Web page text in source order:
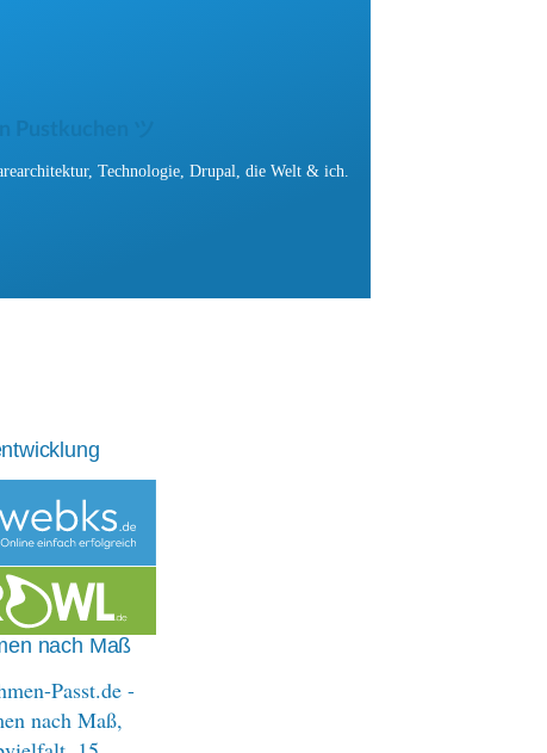
Pustkuchen ツ
Technologie, Drupal, die Welt & ich.
nach Maß